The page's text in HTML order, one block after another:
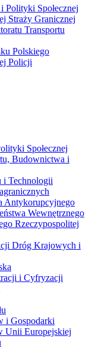
Społecznej
Straży Granicznej
Transportu
Polskiego
Policji
Społecznej
Budownictwa i
Technologii
Antykorupcyjnego
Wewnętrznego
Rzeczypospolitej
Dróg Krajowych i
i Cyfryzacji
i Gospodarki
Unii Europejskiej